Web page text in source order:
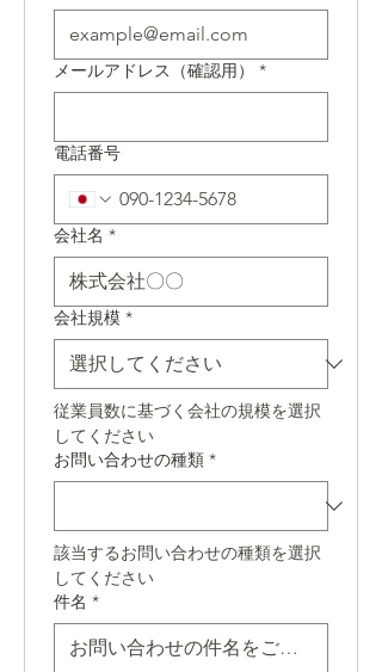
メールアドレス（確認用） *
電話番号
会社名 *
会社規模 *
従業員数に基づく会社の規模を選択
してください
お問い合わせの種類 *
該当するお問い合わせの種類を選択
してください
件名 *